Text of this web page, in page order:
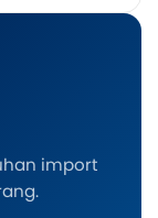
import